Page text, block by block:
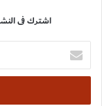
اشترك فى
أدخل
بريدك
الإلكتروني